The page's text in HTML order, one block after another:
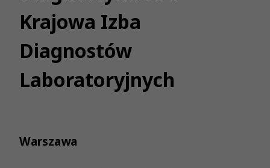
Krajowa Izba
Diagnostów
Laboratoryjnych
Warszawa